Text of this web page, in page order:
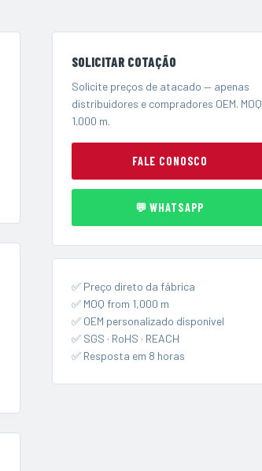
SOLICITAR COTAÇÃO
Solicite preços de atacado — apenas
distribuidores e compradores OEM. MOQ
1.000 m.
FALE CONOSCO
💬 WHATSAPP
✅ Preço direto da fábrica
✅ MOQ from 1,000 m
✅ OEM personalizado disponível
✅ SGS · RoHS · REACH
✅ Resposta em 8 horas